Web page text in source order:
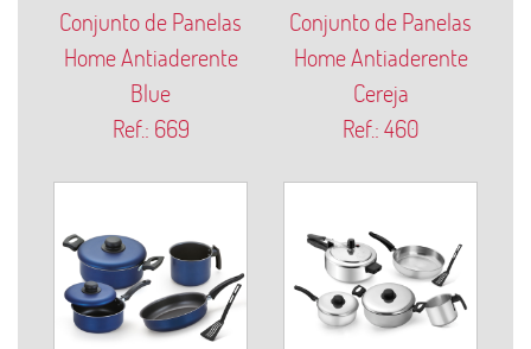
Conjunto de Panelas
Home Antiaderente
Blue
Ref.: 669
Conjunto de Panelas
Home Antiaderente
Cereja
Ref.: 460